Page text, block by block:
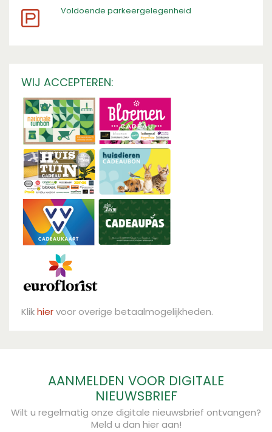
​Voldoende parkeergelegenheid
WIJ ACCEPTEREN:
Klikhiervoor overige betaalmogelijkheden.
AANMELDEN VOOR DIGITALE
NIEUWSBRIEF
Wilt u regelmatig onze digitale nieuwsbrief ontvangen?
Meld u dan hier aan!